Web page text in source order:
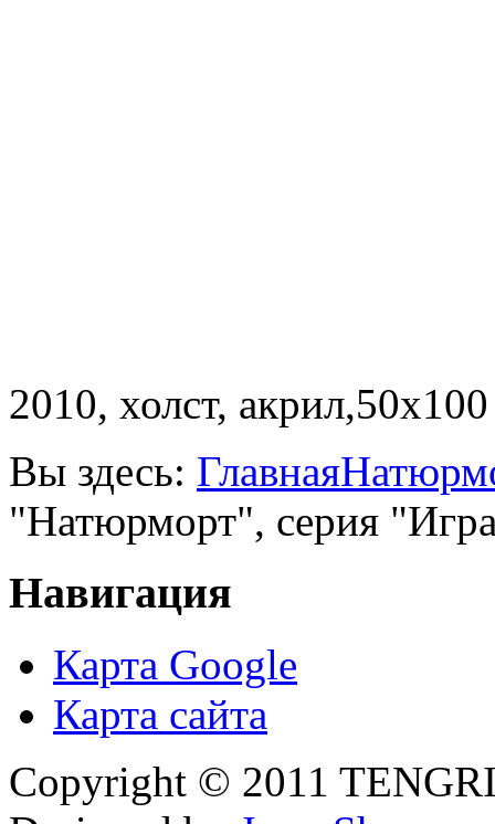
2010, холст,
Вы здесь: Главная
"Натюрморт", серия
Навигация
Карта Google
Карта сайта
Copyright © 2011